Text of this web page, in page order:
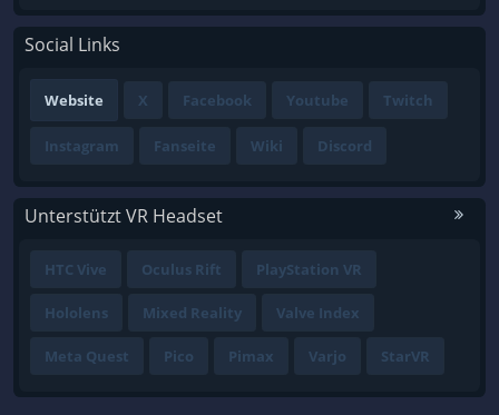
Social Links
Website X Facebook Youtube Twitch
Instagram Fanseite Wiki Discord
Unterstützt VR Headset
HTC Vive Oculus Rift PlayStation VR
Hololens Mixed Reality Valve Index
Meta Quest Pico Pimax Varjo StarVR